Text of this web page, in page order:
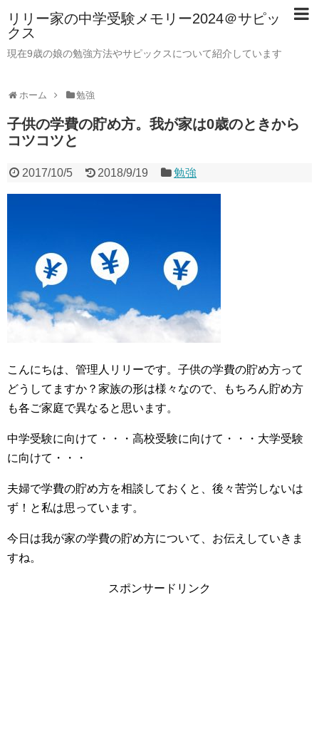
リリー家の中学受験メモリー2024＠サピッ
クス
現在9歳の娘の勉強方法やサピックスについて紹介しています
ホーム 勉強
子供の学費の貯め方。我が家は0歳のときから
コツコツと
2017/10/5 2018/9/19 勉強
こんにちは、管理人リリーです。子供の学費の貯め方って
どうしてますか？家族の形は様々なので、もちろん貯め方
も各ご家庭で異なると思います。
中学受験に向けて・・・高校受験に向けて・・・大学受験
に向けて・・・
夫婦で学費の貯め方を相談しておくと、後々苦労しないは
ず！と私は思っています。
今日は我が家の学費の貯め方について、お伝えしていきま
すね。
スポンサードリンク